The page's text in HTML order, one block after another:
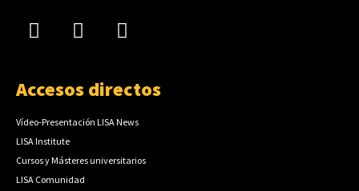
Accesos directos
Vídeo-Presentación LISA News
LISA Institute
Cursos y Másteres universitarios
LISA Comunidad